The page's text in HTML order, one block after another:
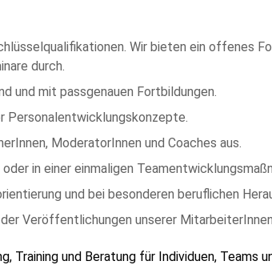
Wir bieten ein offenes
durch.
und mit passgenauen Fortbildungen.
Personalentwicklungskonzepte.
ModeratorInnen und Coaches aus.
in einer einmaligen
und bei besonderen beruflichen
Veröffentlichungen unserer
Training und Beratung für Individuen, Teams